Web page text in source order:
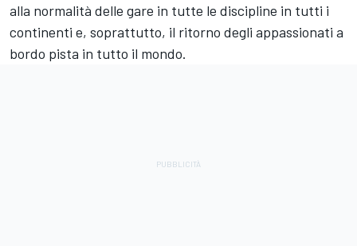
alla normalità delle gare in tutte le discipline in tutti i
continenti e, soprattutto, il ritorno degli appassionati a
bordo pista in tutto il mondo.